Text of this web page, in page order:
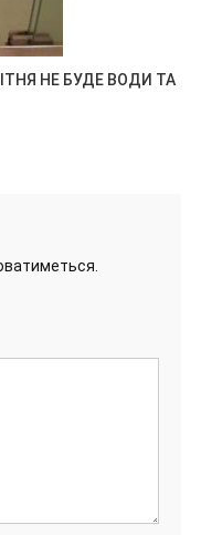
НЕ БУДЕ ВОДИ ТА